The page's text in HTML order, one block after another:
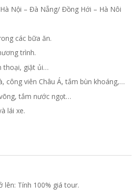
Nội – Đà Nẵng/ Đồng Hới – Hà Nôi
các bữa ăn.
trình.
thoại, giặt ủi…
công viên Châu Á, tắm bùn khoáng,…
tắm nước ngọt…
lái xe.
lên: Tính 100% giá tour.